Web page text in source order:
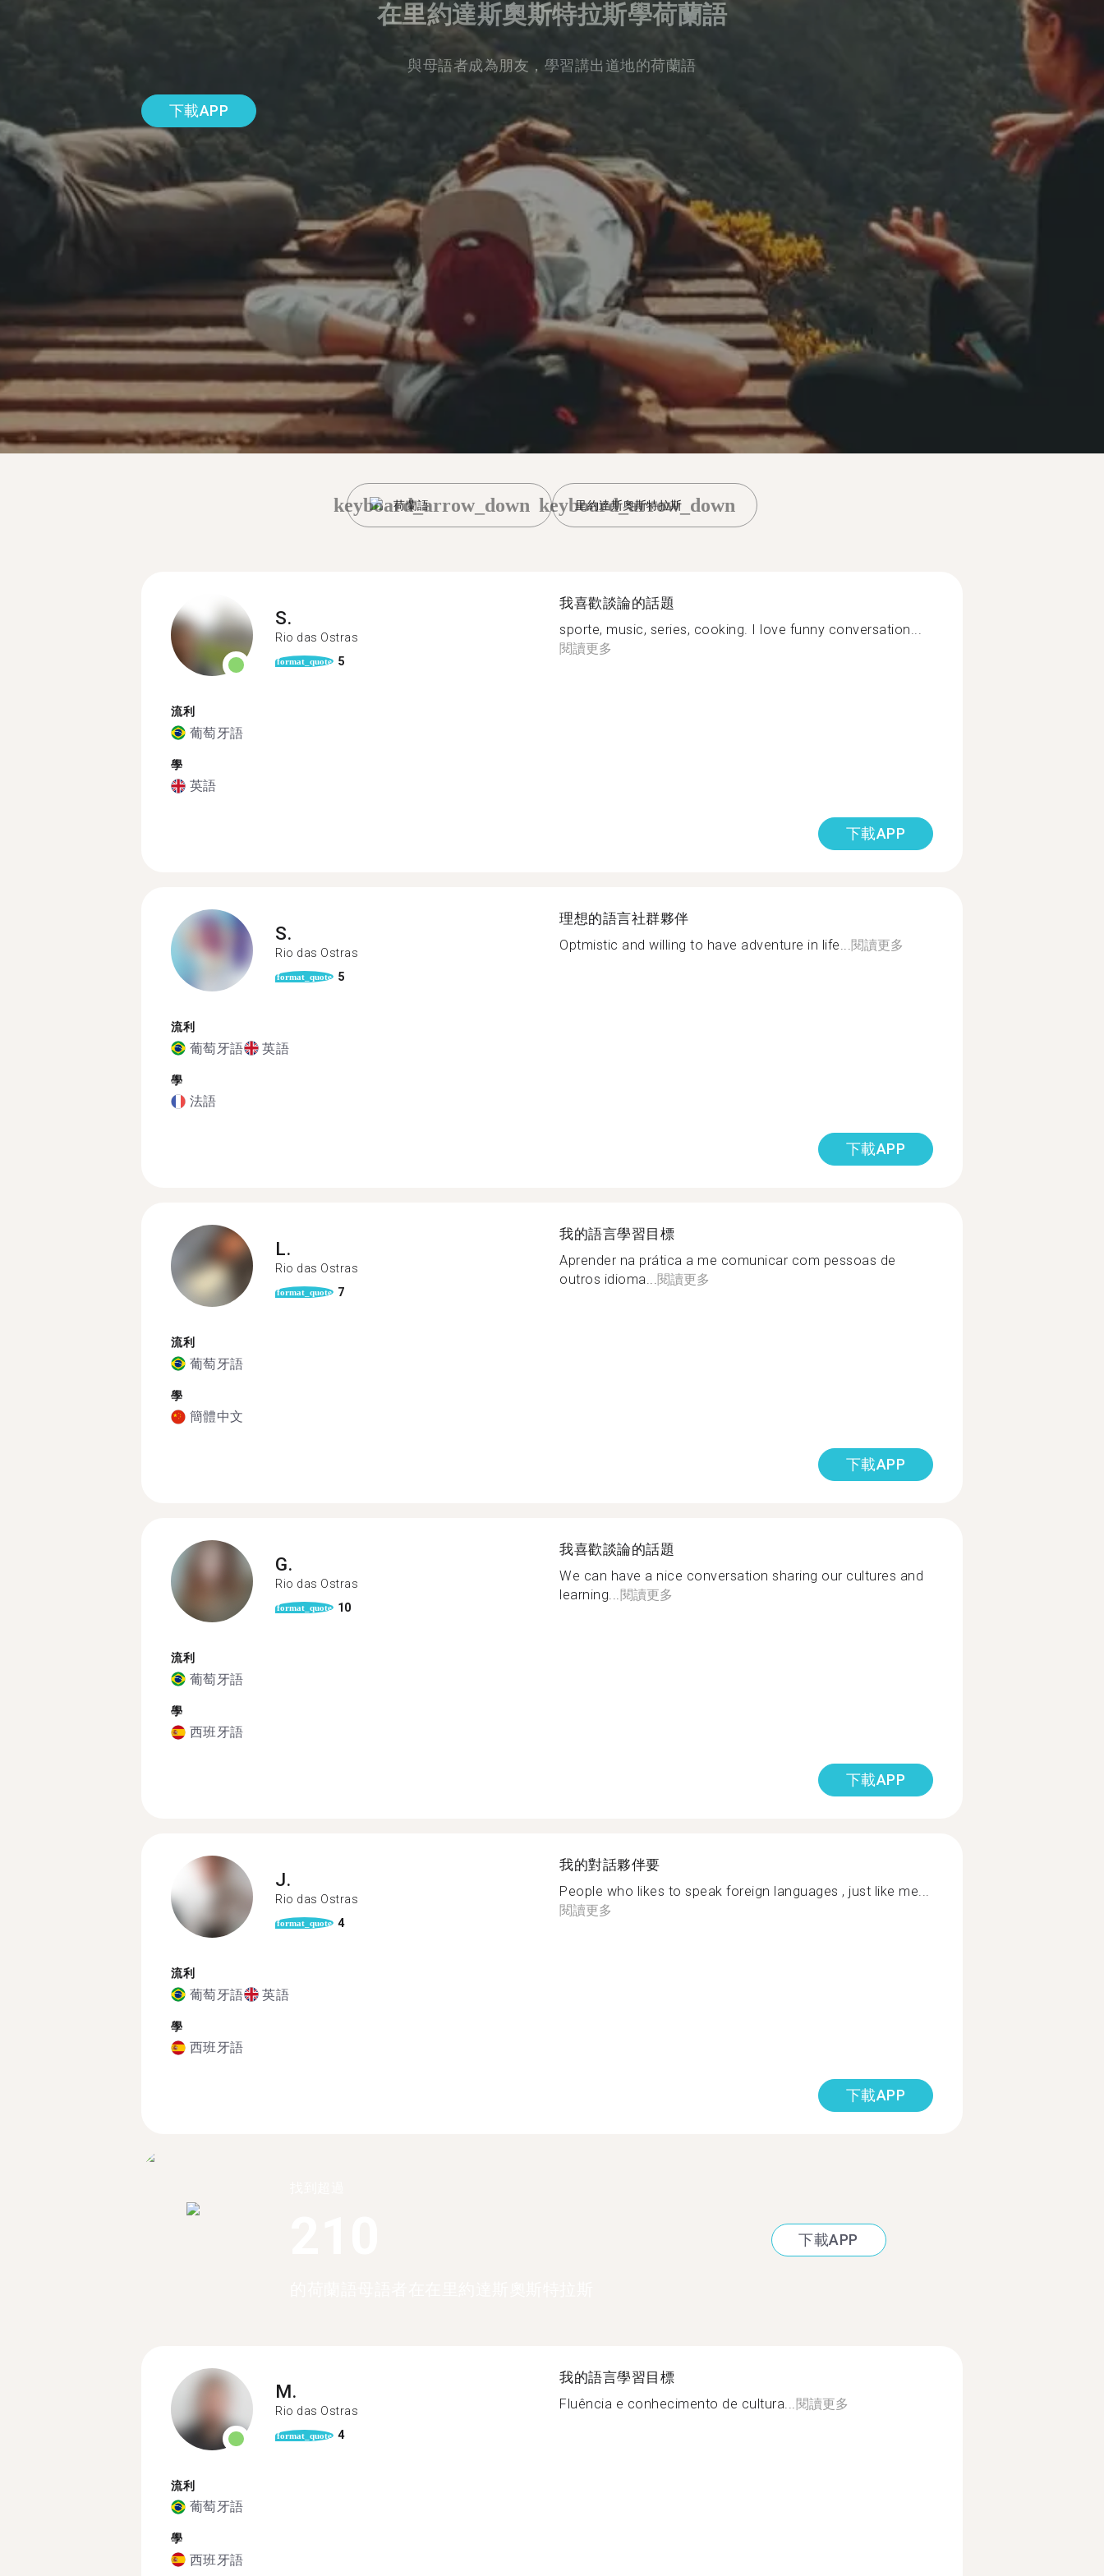
在里約達斯奧斯特拉斯學荷蘭語
與母語者成為朋友，學習講出道地的荷蘭語
下載APP
荷蘭語
keyboard_arrow_down 里約達斯奧斯特拉斯
keyboard_arrow_down
S.
Rio das Ostras
format_quote 5
流利
葡萄牙語
學
英語
我喜歡談論的話題
sporte, music, series, cooking. I love funny conversation...
閱讀更多
下載APP
S.
Rio das Ostras
format_quote 5
流利
葡萄牙語 英語
學
法語
理想的語言社群夥伴
Optmistic and willing to have adventure in life...閱讀更多
下載APP
L.
Rio das Ostras
format_quote 7
流利
葡萄牙語
學
簡體中文
我的語言學習目標
Aprender na prática a me comunicar com pessoas de
outros idioma...閱讀更多
下載APP
G.
Rio das Ostras
format_quote 10
流利
葡萄牙語
學
西班牙語
我喜歡談論的話題
We can have a nice conversation sharing our cultures and
learning...閱讀更多
下載APP
J.
Rio das Ostras
format_quote 4
流利
葡萄牙語 英語
學
西班牙語
我的對話夥伴要
People who likes to speak foreign languages , just like me...
閱讀更多
下載APP
下載APP
M.
Rio das Ostras
format_quote 4
流利
葡萄牙語
學
西班牙語
我的語言學習目標
Fluência e conhecimento de cultura... 閱讀更多